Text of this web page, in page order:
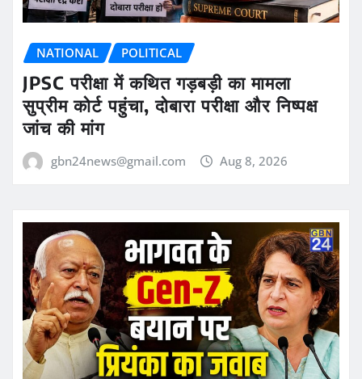
NATIONAL POLITICAL
JPSC परीक्षा में कथित गड़बड़ी का मामला
सुप्रीम कोर्ट पहुंचा, दोबारा परीक्षा और निष्पक्ष
जांच की मांग
gbn24news@gmail.com Aug 8, 2026